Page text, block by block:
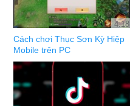
4:18
Cách chơi Thục Sơn Kỳ Hiệp
Mobile trên PC